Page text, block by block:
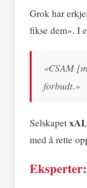
Grok har
fikse dem». I
«CSAM
forbudt.»
Selskapet xAI
med å rette